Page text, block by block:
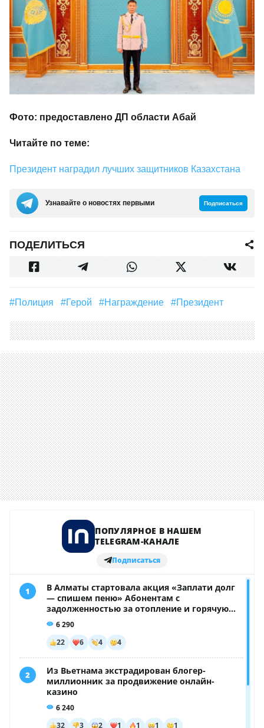
Фото: предоставлено ДП области Абай
Читайте по теме:
Президент наградил лучших защитников Казахстана
Узнавайте о новостях первыми Подписаться
ПОДЕЛИТЬСЯ
#полиция #Герой #награждение #президент